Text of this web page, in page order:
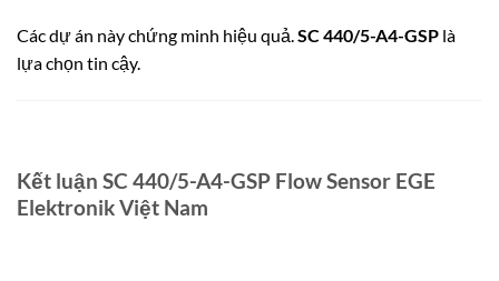
Các dự án này chứng minh hiệu quả.SC 440/5-A4-GSP là
lựa chọn tin cậy.
Kết luận SC 440/5-A4-GSP Flow Sensor EGE
Elektronik Việt Nam